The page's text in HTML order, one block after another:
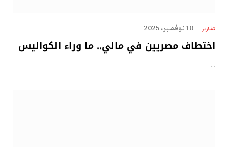
تقارير 10 نوفمبر، 2025
اختطاف مصريين في مالي.. ما وراء الكواليس
…